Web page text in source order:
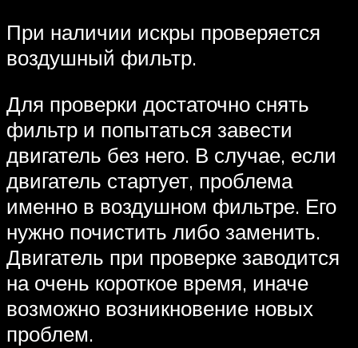
При наличии искры проверяется
воздушный фильтр.
Для проверки достаточно снять
фильтр и попытаться завести
двигатель без него. В случае, если
двигатель стартует, проблема
именно в воздушном фильтре. Его
нужно почистить либо заменить.
Двигатель при проверке заводится
на очень короткое время, иначе
возможно возникновение новых
проблем.